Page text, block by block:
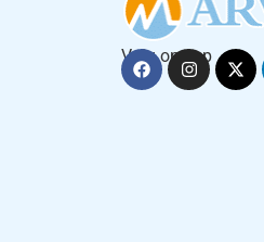
Volg ons op